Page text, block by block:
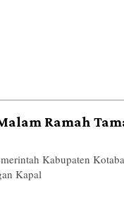
Ramah
Kabupaten
Kapal